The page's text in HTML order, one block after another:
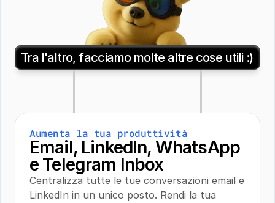
Tra l'altro, facciamo molte altre cose utili :)
Aumenta la tua produttività
Email, LinkedIn, WhatsApp
e Telegram Inbox
Centralizza tutte le tue conversazioni email e
LinkedIn in un unico posto. Rendi la tua